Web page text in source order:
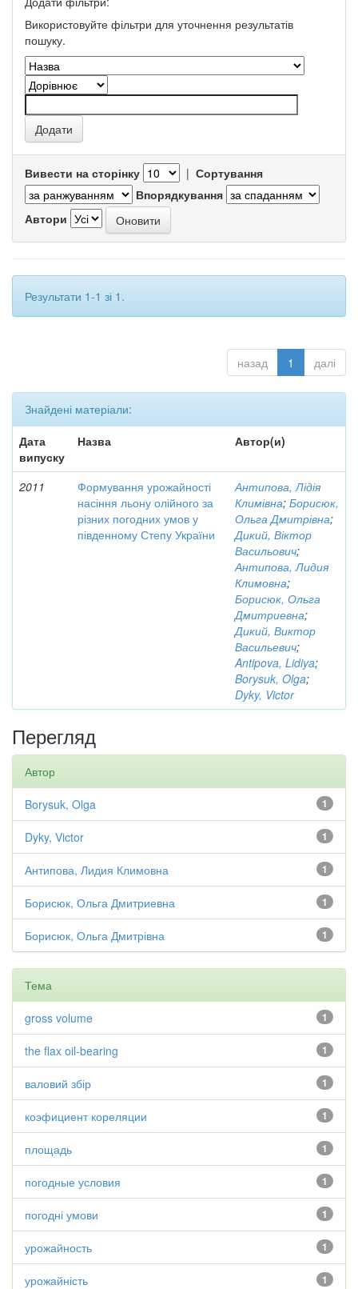
Використовуйте фільтри для уточнення результатів
пошуку.
Вивести на сторінку | Сортування
Впорядкування
Автори
Результати 1-1 зі 1.
назад 1 далі
Знайдені матеріали:
Дата
випуску
Назва Автор(и)
2011
Формування урожайності
насіння льону олійного за
різних погодних умов у
південному Степу України
Антипова, Лідія
Климівна; Борисюк,
Ольга Дмитрівна;
Дикий, Віктор
Васильович;
Антипова, Лидия
Климовна;
Борисюк, Ольга
Дмитриевна;
Дикий, Виктор
Васильевич;
Antipova, Lidiya;
Borysuk, Olga;
Dyky, Victor
Перегляд
Автор
1
Borysuk, Olga
1
Dyky, Victor
1
Антипова, Лидия Климовна
1
Борисюк, Ольга Дмитриевна
1
Борисюк, Ольга Дмитрівна
Тема
1
gross volume
1
the flax oil-bearing
1
валовий збір
1
коэфициент кореляции
1
площадь
1
погодные условия
1
погодні умови
1
урожайность
1
урожайність